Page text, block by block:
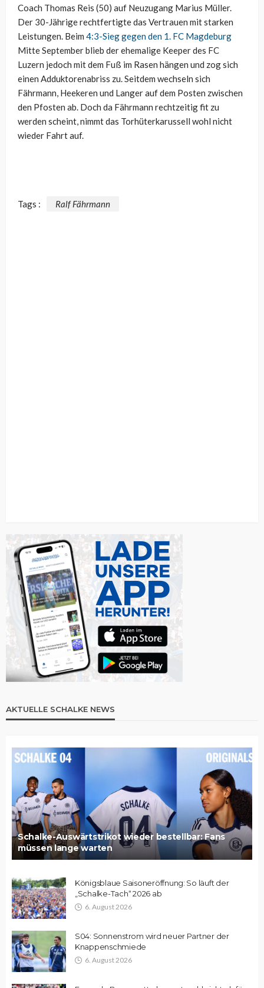
Coach Thomas Reis (50) auf Neuzugang Marius Müller.
Der 30-Jährige rechtfertigte das Vertrauen mit starken
Leistungen. Beim 4:3-Sieg gegen den 1. FC Magdeburg
Mitte September blieb der ehemalige Keeper des FC
Luzern jedoch mit dem Fuß im Rasen hängen und zog sich
einen Adduktorenabriss zu. Seitdem wechseln sich
Fährmann, Heekeren und Langer auf dem Posten zwischen
den Pfosten ab. Doch da Fährmann rechtzeitig fit zu
werden scheint, nimmt das Torhüterkarussell wohl nicht
wieder Fahrt auf.
Tags : Ralf Fährmann
AKTUELLE SCHALKE NEWS
Schalke-Auswärtstrikot wieder bestellbar: Fans
müssen lange warten
Königsblaue Saisoneröffnung: So läuft der
„Schalke-Tach“ 2026 ab
6. August 2026
S04: Sonnenstrom wird neuer Partner der
Knappenschmiede
6. August 2026